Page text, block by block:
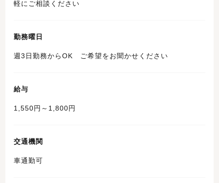
軽にご相談ください
勤務曜日
週3日勤務からOK ご希望をお聞かせください
給与
1,550円～1,800円
交通機関
車通勤可